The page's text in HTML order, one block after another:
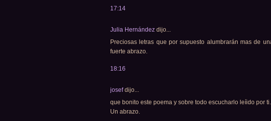
17:14
Julia Hernández dijo...
Preciosas letras que por supuesto alumbrarán mas de
fuerte abrazo.
18:16
josefdijo...
que bonito este poema y sobre todo escucharlo leíido por ti.
Un abrazo.